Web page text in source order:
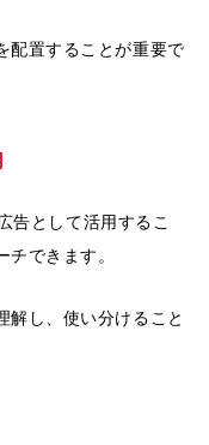
配置することが重要で
告として活用するこ
できます。
解し、使い分けること